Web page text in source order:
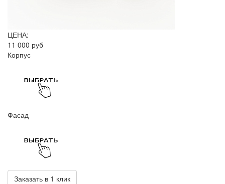
ЦЕНА:
11 000 руб
Корпус
Фасад
Заказать в 1 клик